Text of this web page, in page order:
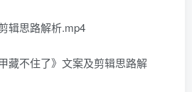
辑思路解析.mp4
藏不住了》文案及剪辑思路解